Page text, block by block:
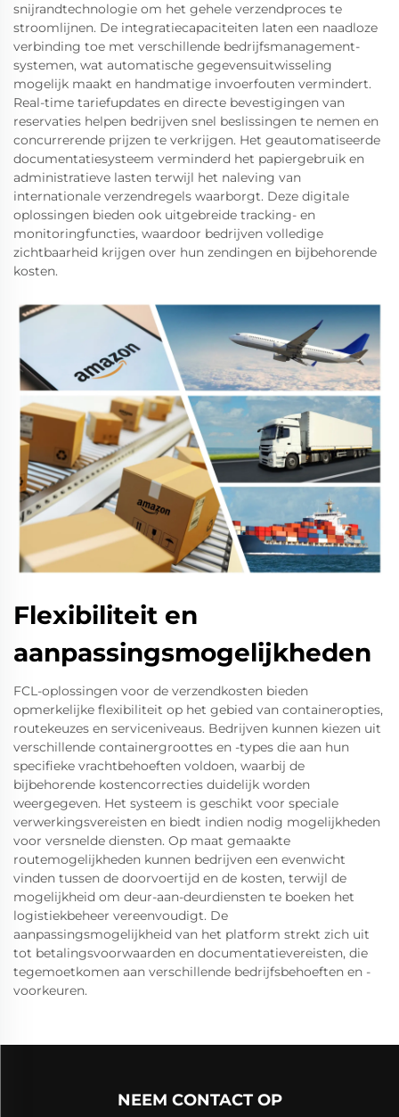
snijrandtechnologie om het gehele verzendproces te
stroomlijnen. De integratiecapaciteiten laten een naadloze
verbinding toe met verschillende bedrijfsmanagement-
systemen, wat automatische gegevensuitwisseling
mogelijk maakt en handmatige invoerfouten vermindert.
Real-time tariefupdates en directe bevestigingen van
reservaties helpen bedrijven snel beslissingen te nemen en
concurrerende prijzen te verkrijgen. Het geautomatiseerde
documentatiesysteem verminderd het papiergebruik en
administratieve lasten terwijl het naleving van
internationale verzendregels waarborgt. Deze digitale
oplossingen bieden ook uitgebreide tracking- en
monitoringfuncties, waardoor bedrijven volledige
zichtbaarheid krijgen over hun zendingen en bijbehorende
kosten.
Flexibiliteit en
aanpassingsmogelijkheden
FCL-oplossingen voor de verzendkosten bieden
opmerkelijke flexibiliteit op het gebied van containeropties,
routekeuzes en serviceniveaus. Bedrijven kunnen kiezen uit
verschillende containergroottes en -types die aan hun
specifieke vrachtbehoeften voldoen, waarbij de
bijbehorende kostencorrecties duidelijk worden
weergegeven. Het systeem is geschikt voor speciale
verwerkingsvereisten en biedt indien nodig mogelijkheden
voor versnelde diensten. Op maat gemaakte
routemogelijkheden kunnen bedrijven een evenwicht
vinden tussen de doorvoertijd en de kosten, terwijl de
mogelijkheid om deur-aan-deurdiensten te boeken het
logistiekbeheer vereenvoudigt. De
aanpassingsmogelijkheid van het platform strekt zich uit
tot betalingsvoorwaarden en documentatievereisten, die
tegemoetkomen aan verschillende bedrijfsbehoeften en -
voorkeuren.
NEEM CONTACT OP